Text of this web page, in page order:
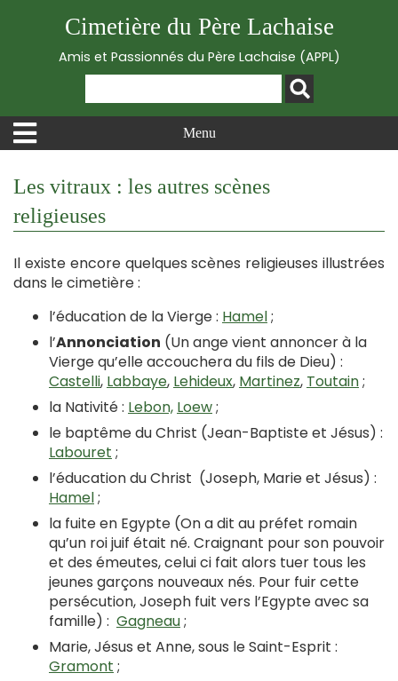
Cimetière du Père Lachaise
Amis et Passionnés du Père Lachaise (APPL)
Menu
Les vitraux : les autres scènes
religieuses
Il existe encore quelques scènes religieuses illustrées
dans le cimetière :
l’éducation de la Vierge : Hamel;
l’Annonciation (Un ange vient annoncer à la
Vierge qu’elle accouchera du fils de Dieu) :
Castelli, Labbaye, Lehideux, Martinez, Toutain;
la Nativité : Lebon, Loew;
le baptême du Christ (Jean-Baptiste et Jésus) :
Labouret ;
l’éducation du Christ (Joseph, Marie et Jésus) :
Hamel;
la fuite en Egypte (On a dit au préfet romain
qu’un roi juif était né. Craignant pour son pouvoir
et des émeutes, celui ci fait alors tuer tous les
jeunes garçons nouveaux nés. Pour fuir cette
persécution, Joseph fuit vers l’Egypte avec sa
famille) : Gagneau;
Marie, Jésus et Anne, sous le Saint-Esprit :
Gramont ;